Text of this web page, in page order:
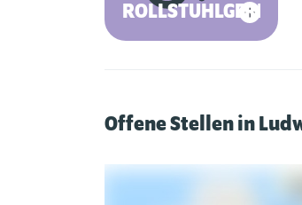
ROLLSTUHLGERECHT
Offene Stellen in